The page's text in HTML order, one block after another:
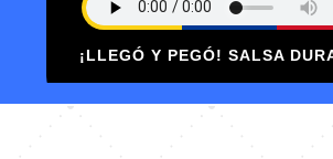
¡LLEGÓ Y PEGÓ! SALSA